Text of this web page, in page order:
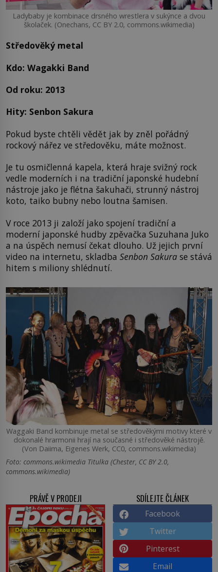
Ladybaby je kombinace drsného wrestlera v sukýnce a dvou
školaček. (Onechans, CC BY 2.0, commons.wikimedia)
Středověký metal
Kdo: Wagakki Band
Od roku: 2013
Hity: Senbon Sakura
Pokud byste chtěli vědět jak by zněl pořádný
rockový nářez ve středověku, máte možnost.
Je tu osmičlenná kapela, která hraje svižný rock
vedle moderních i na tradiční japonské hudební
nástroje jako je flétna šakuhači, strunný nástroj
koto, taiko bubny nebo loutna šamisen.
V roce 2013 ji založí jako spojení tradiční a
moderní japonské hudby zpěvačka Suzuhana Juko
a na úspěch nemusí čekat dlouho. Už jejich první
video na internetu, skladba Senbon Sakura se stává
hitem s miliony shlédnutí.
Waggaki Band kombinuje metal se středověkými motivy které v
dokonalé hrarmonii hrají na současné i středověké nástrojě.
(Von Daiima, Eigenes Werk, CC0, commons.wikimedia)
Foto: commons.wikimedia Titulka (Chester, CC BY 2.0,
commons.wikimedia)
PRÁVĚ V PRODEJI SDÍLEJTE ČLÁNEK
Facebook
Twitter
Pinterest
Email